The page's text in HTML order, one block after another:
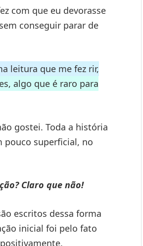
com que eu devorasse
conseguir parar de
leitura que me fez rir,
algo que é raro para
gostei. Toda a história
pouco superficial, no
Claro que não!
escritos dessa forma
inicial foi pelo fato